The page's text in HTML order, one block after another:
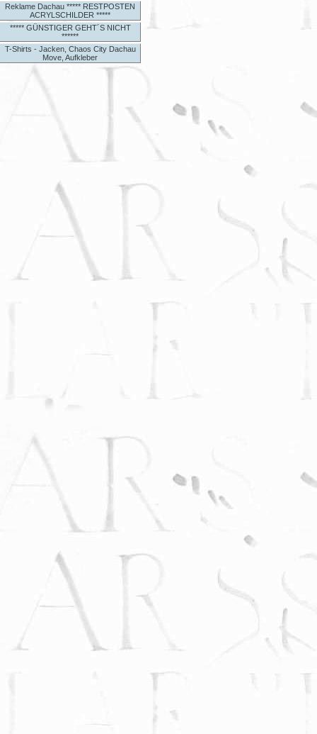
Reklame Dachau ***** RESTPOSTEN
ACRYLSCHILDER *****
***** GÜNSTIGER GEHT´S NICHT
******
T-Shirts - Jacken, Chaos City Dachau
Move, Aufkleber